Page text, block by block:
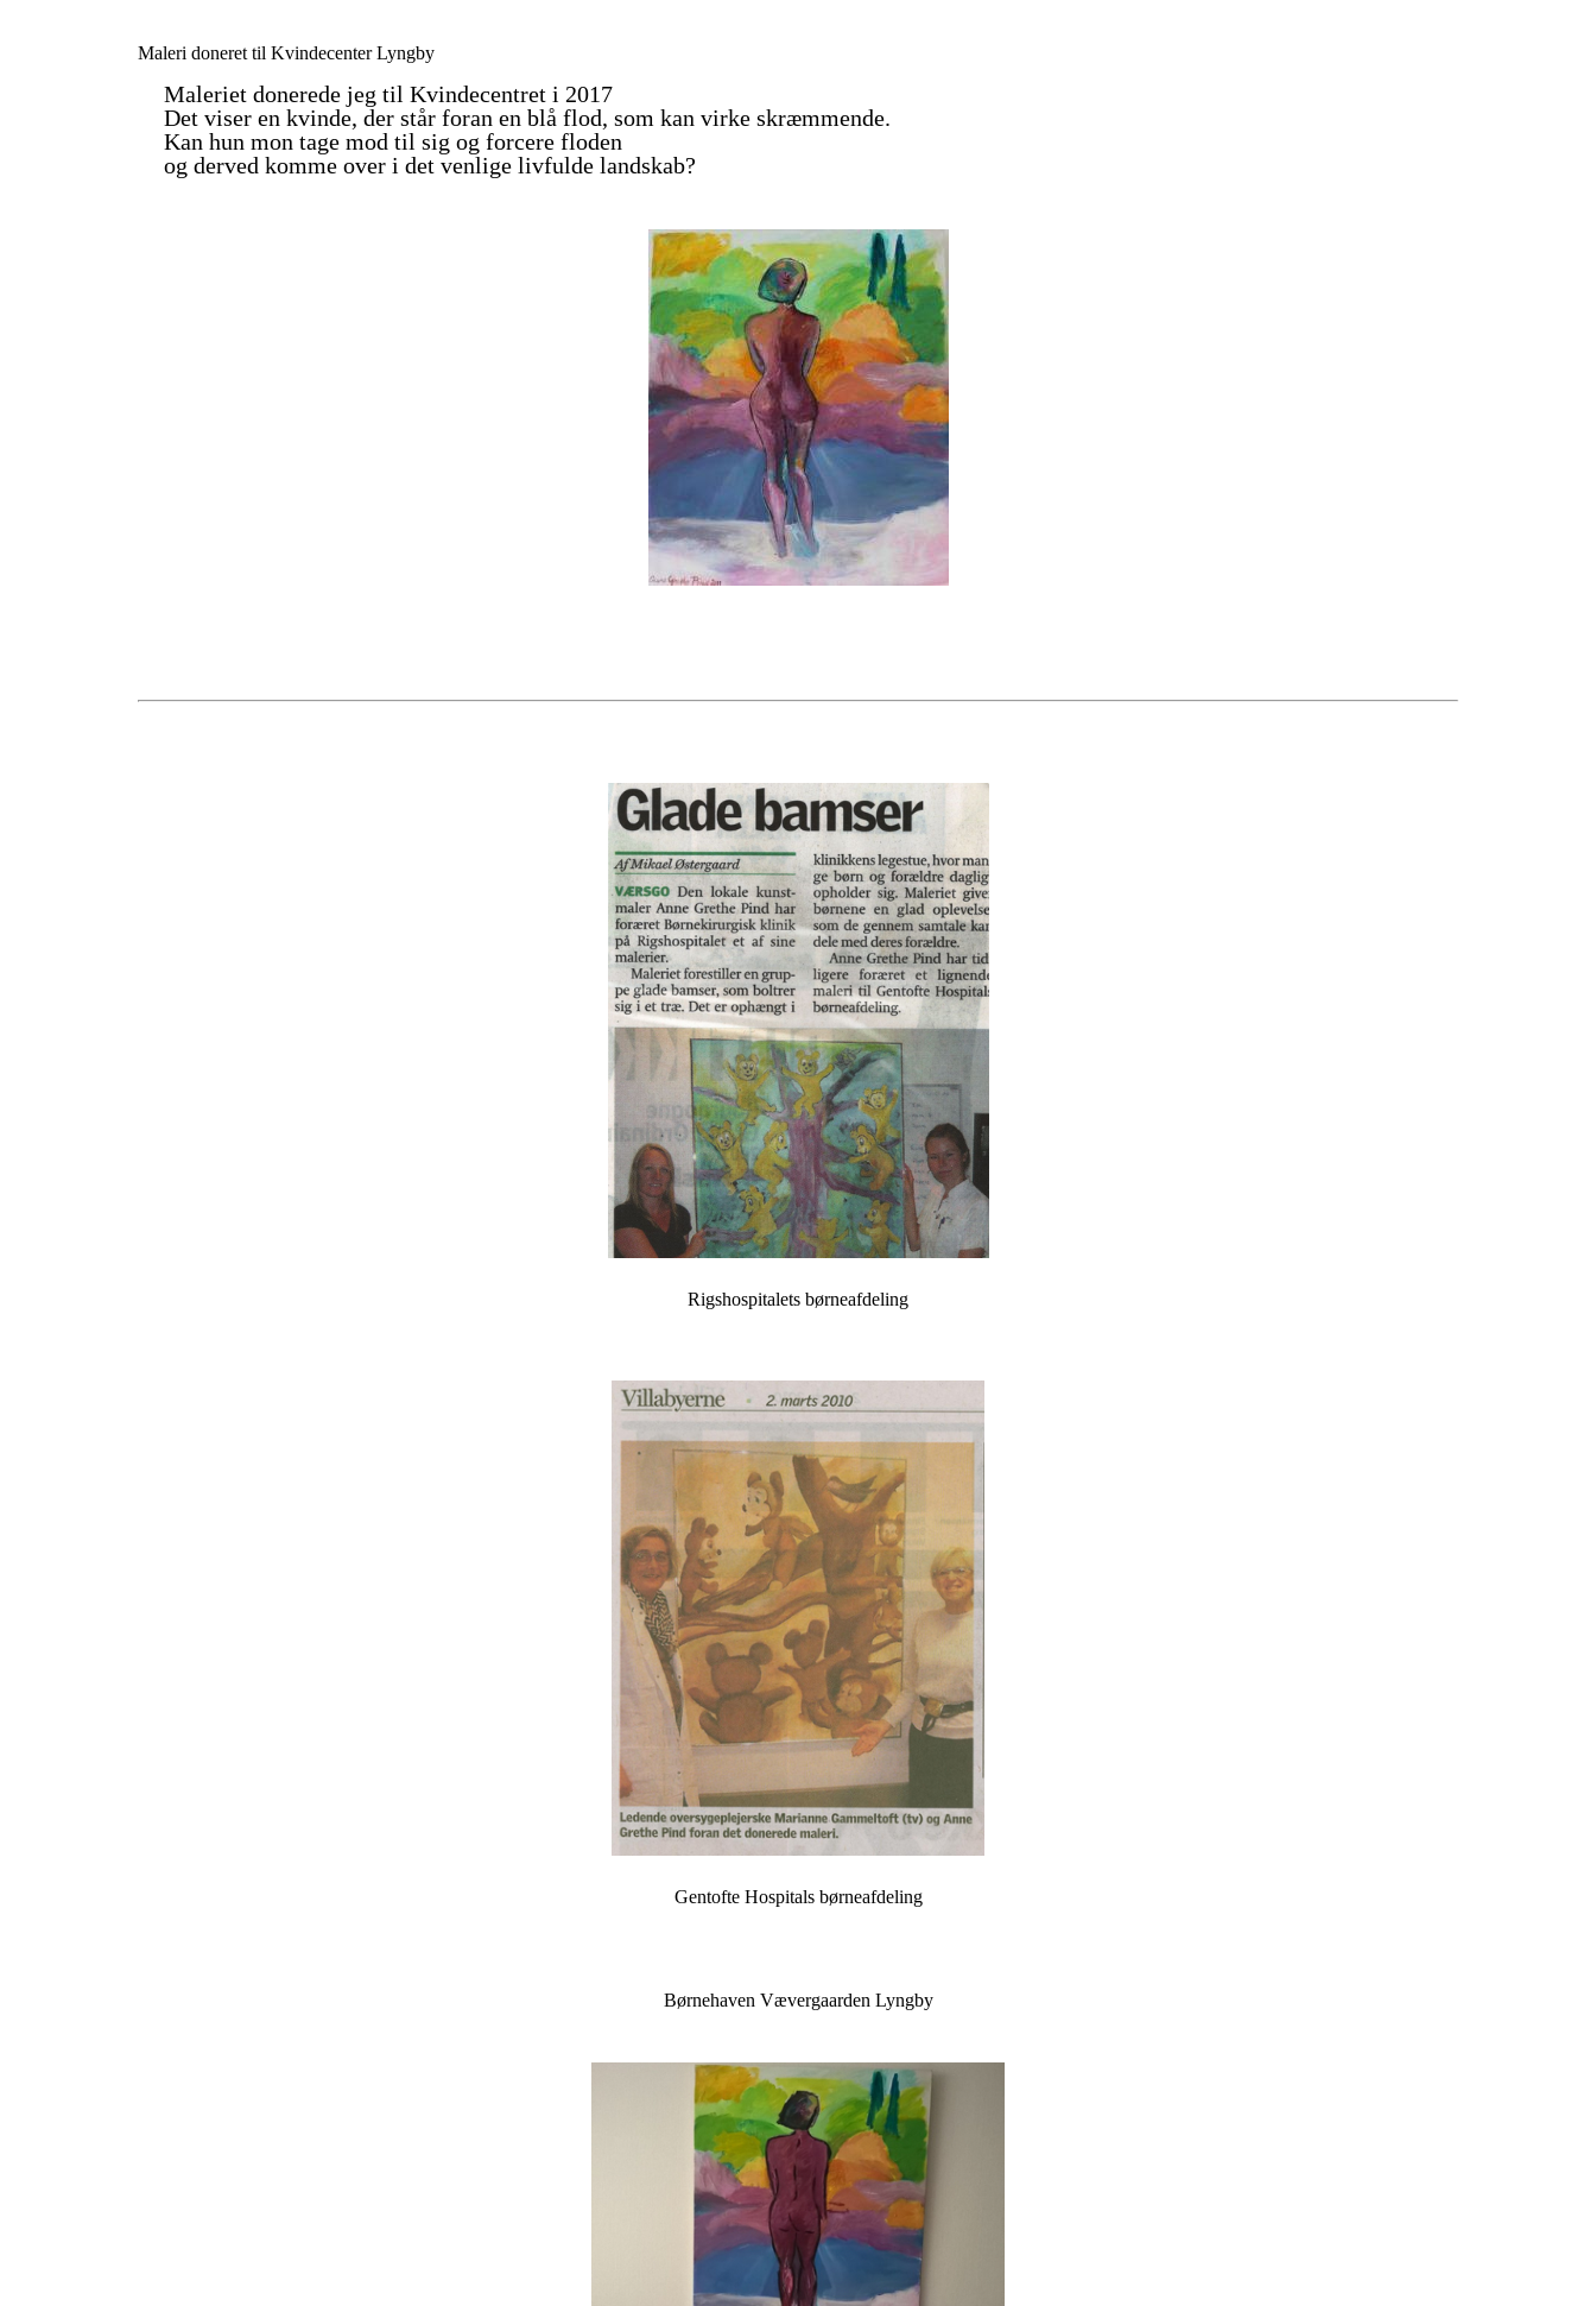
Maleri doneret til Kvindecenter Lyngby
Maleriet donerede jeg til Kvindecentret i 2017
Det viser en kvinde, der står foran en blå flod, som kan virke skræmmende.
Kan hun mon tage mod til sig og forcere floden
og derved komme over i det venlige livfulde landskab?
Rigshospitalets børneafdeling
Gentofte Hospitals børneafdeling
Børnehaven Vævergaarden Lyngby